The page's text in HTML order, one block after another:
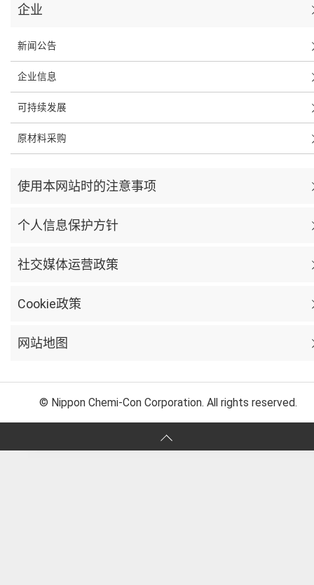
企业
新闻公告
企业信息
可持续发展
原材料采购
使用本网站时的注意事项
个人信息保护方针
社交媒体运营政策
Cookie政策
网站地图
© Nippon Chemi-Con Corporation. All rights reserved.